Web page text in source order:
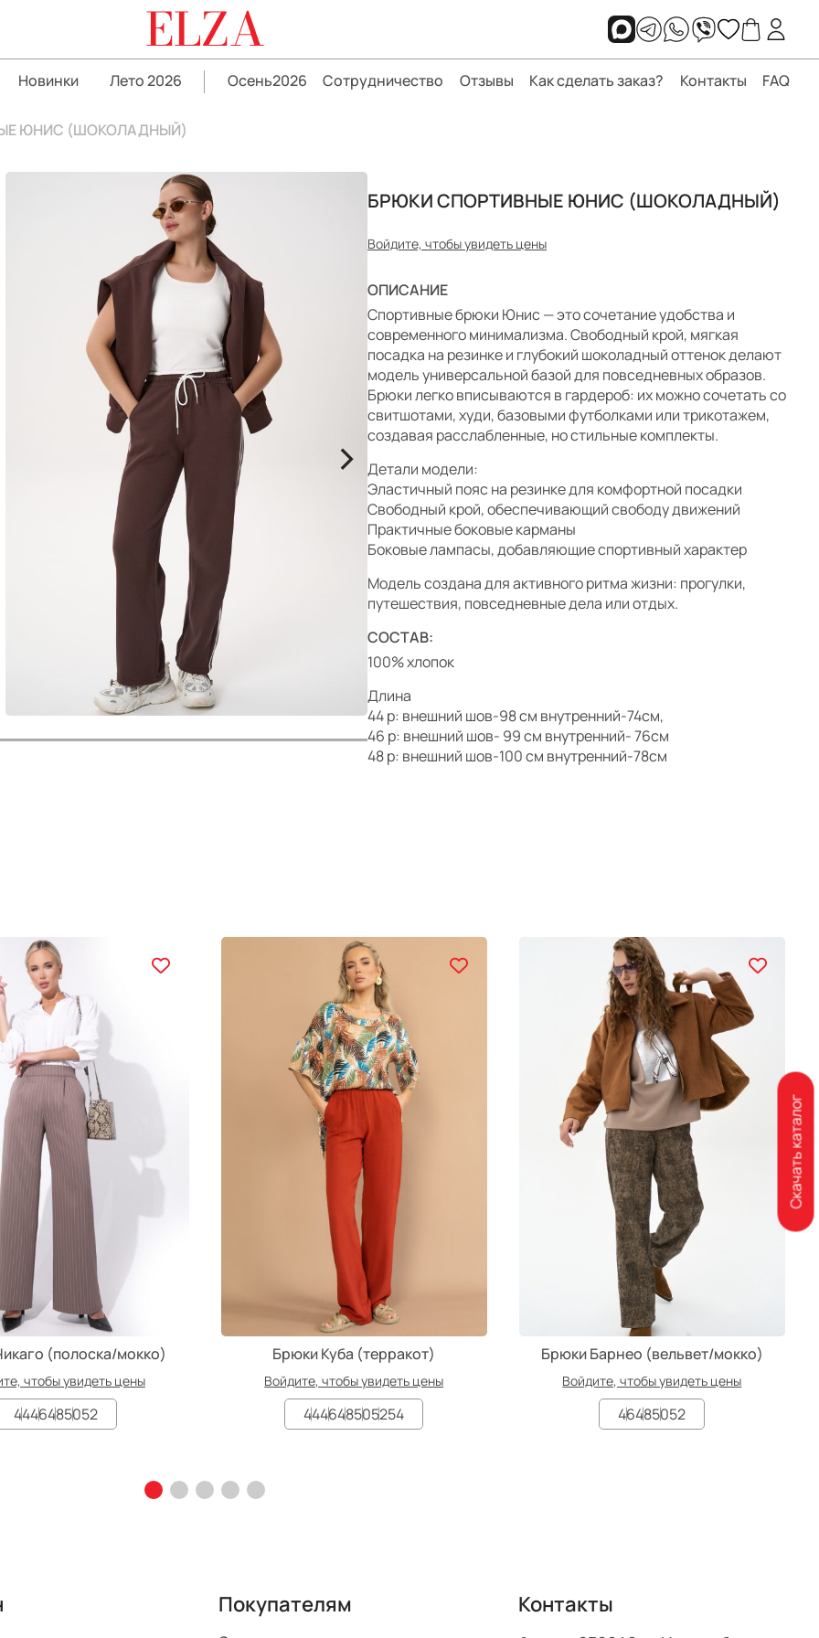
ELZA
Новинки Лето 2026 Осень2026 Сотрудничество Отзывы Как сделать заказ? Контакты FAQ
ЮНИС (ШОКОЛАДНЫЙ)
>
БРЮКИ СПОРТИВНЫЕ ЮНИС (ШОКОЛАДНЫЙ)
Войдите, чтобы увидеть цены
ОПИСАНИЕ
Спортивные брюки Юнис — это сочетание удобства и
современного минимализма. Свободный крой, мягкая
посадка на резинке и глубокий шоколадный оттенок делают
модель универсальной базой для повседневных образов.
Брюки легко вписываются в гардероб: их можно сочетать со
свитшотами, худи, базовыми футболками или трикотажем,
создавая расслабленные, но стильные комплекты.
Детали модели:
Эластичный пояс на резинке для комфортной посадки
Свободный крой, обеспечивающий свободу движений
Практичные боковые карманы
Боковые лампасы, добавляющие спортивный характер
Модель создана для активного ритма жизни: прогулки,
путешествия, повседневные дела или отдых.
СОСТАВ:
100% хлопок
Длина
44 р: внешний шов-98 см внутренний-74см,
46 р: внешний шов- 99 см внутренний- 76см
48 р: внешний шов-100 см внутренний-78см
(полоска/мокко)
чтобы увидеть цены
4446485052
Брюки Куба (терракот)
Войдите, чтобы увидеть цены
444648505254
Брюки Барнео (вельвет/мокко)
Войдите, чтобы увидеть цены
46485052
Покупателям Контакты
Скачать каталог